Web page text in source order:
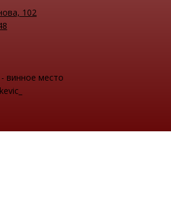
102
винное место